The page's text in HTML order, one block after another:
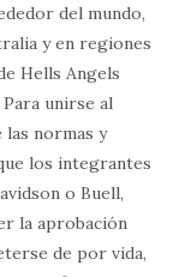
del mundo,
y en regiones
Hells Angels
unirse al
normas y
los integrantes
o Buell,
la aprobación
de por vida,